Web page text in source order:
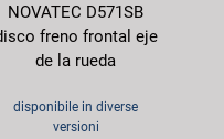
NOVATEC D571SB
freno frontal eje
de la rueda
disponibile in diverse
versioni